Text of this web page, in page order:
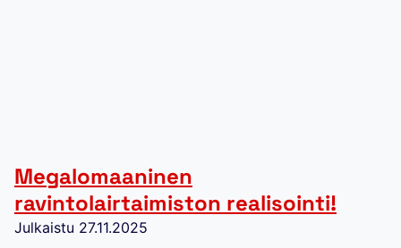
Megalomaaninen
ravintolairtaimiston realisointi!
Julkaistu 27.11.2025